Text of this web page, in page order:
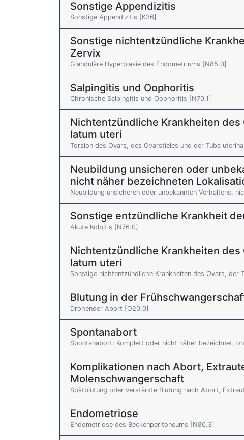
Sonstige Appendizitis
Sonstige Appendizitis [K36]
Sonstige nichtentzündliche
Zervix
Glanduläre Hyperplasie des Endometriums [N85.0]
Salpingitis und Oophoritis
Chronische Salpingitis und Oophoritis [N70.1]
Nichtentzündliche Krankheiten
latum uteri
Torsion des Ovars, des Ovarstieles und der Tuba
Neubildung unsicheren oder
nicht näher bezeichneten
Neubildung unsicheren oder unbekannten Verhaltens,
Sonstige entzündliche Krankheit
Akute Kolpitis [N76.0]
Nichtentzündliche Krankheiten
latum uteri
Sonstige nichtentzündliche Krankheiten des Ovars, der
Blutung in der
Drohender Abort [O20.0]
Spontanabort
Spontanabort: Komplett oder nicht näher bezeichnet,
Komplikationen nach Abort,
Molenschwangerschaft
Spätblutung oder verstärkte Blutung nach Abort,
Endometriose
Endometriose des Beckenperitoneums [N80.3]